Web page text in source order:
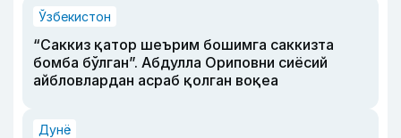
Ўзбекистон
“Саккиз қатор шеърим бошимга саккизта
бомба бўлган”. Абдулла Ориповни сиёсий
айбловлардан асраб қолган воқеа
Дунё